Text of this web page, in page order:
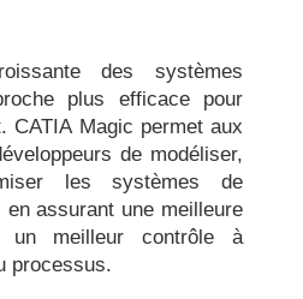
des systèmes
plus efficace pour
CATIA Magic permet aux
de modéliser,
les systèmes de
assurant une meilleure
un meilleur contrôle à
processus.